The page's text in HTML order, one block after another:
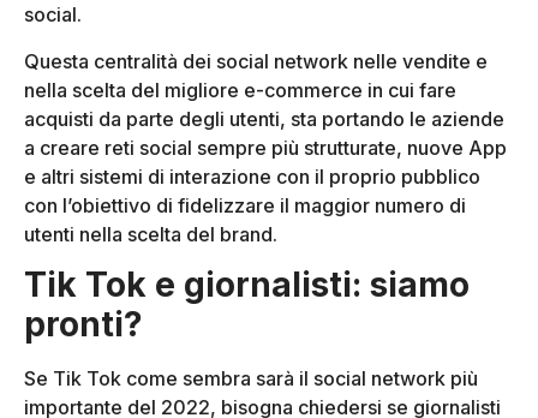
social.
Questa centralità dei social network nelle vendite e
nella scelta del migliore e-commerce in cui fare
acquisti da parte degli utenti, sta portando le aziende
a creare reti social sempre più strutturate, nuove App
e altri sistemi di interazione con il proprio pubblico
con l’obiettivo di fidelizzare il maggior numero di
utenti nella scelta del brand.
Tik Tok e giornalisti: siamo
pronti?
Se Tik Tok come sembra sarà il social network più
importante del 2022, bisogna chiedersi se giornalisti